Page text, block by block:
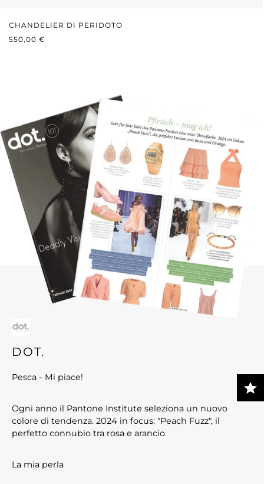
CHANDELIER DI PERIDOTO
PREZZO NORMALE:
550,00 €
DOT.
Pesca - Mi piace!
Ogni anno il Pantone Institute seleziona un nuovo
colore di tendenza. 2024 in focus: "Peach Fuzz", il
perfetto connubio tra rosa e arancio.
La mia perla